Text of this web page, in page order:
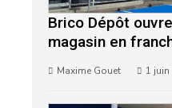
Brico Dépôt
magasin en
Maxime Gouet 1